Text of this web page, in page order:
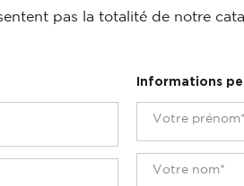
pas la totalité de notre
Informations